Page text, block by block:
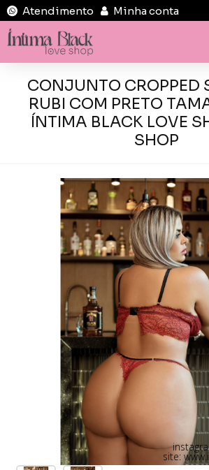
Atendimento Minha conta
CONJUNTO CROPPED
RUBI COM PRETO
ÍNTIMA BLACK LOVE
SHOP
site: